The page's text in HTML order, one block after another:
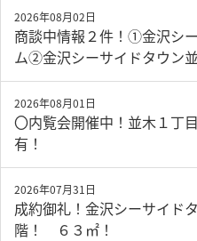
2026年08月02日
商談中情報２件！①金沢シ
ム②金沢シーサイドタウン
2026年08月01日
〇内覧会開催中！並木１丁
有！
2026年07月31日
成約御礼！金沢シーサイド
階！ ６３㎡！